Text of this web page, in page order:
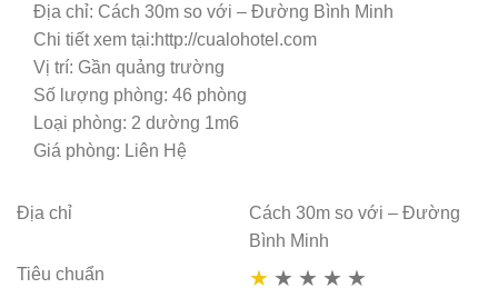
Địa chỉ: Cách 30m so với – Đường Bình Minh
Chi tiết xem tại:http://cualohotel.com
Vị trí: Gần quảng trường
Số lượng phòng: 46 phòng
Loại phòng: 2 dường 1m6
Giá phòng: Liên Hệ
Địa chỉ
Cách 30m so với – Đường
Bình Minh
Tiêu chuẩn
★ ★ ★ ★ ★